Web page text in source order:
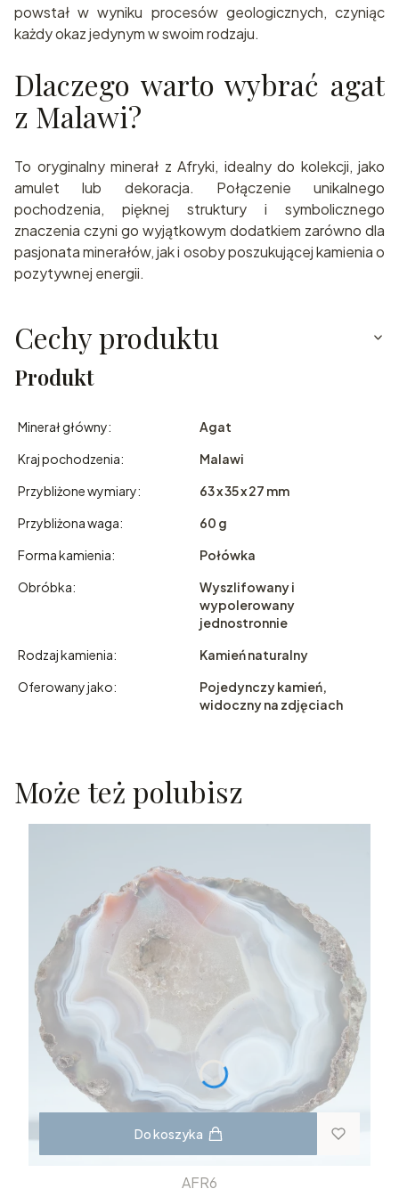
powstał w wyniku procesów geologicznych, czyniąc
każdy okaz jedynym w swoim rodzaju.
Dlaczego warto wybrać agat
z Malawi?
To oryginalny minerał z Afryki, idealny do kolekcji, jako
amulet lub dekoracja. Połączenie unikalnego
pochodzenia, pięknej struktury i symbolicznego
znaczenia czyni go wyjątkowym dodatkiem zarówno dla
pasjonata minerałów, jak i osoby poszukującej kamienia o
pozytywnej energii.
Cechy produktu
Produkt
Minerał główny:
Agat
Kraj pochodzenia:
Malawi
Przybliżone wymiary:
63 x 35 x 27 mm
Przybliżona waga:
60 g
Forma kamienia:
Połówka
Obróbka:
Wyszlifowany i
wypolerowany
jednostronnie
Rodzaj kamienia:
Kamień naturalny
Oferowany jako:
Pojedynczy kamień,
widoczny na zdjęciach
Może też polubisz
Do koszyka
AFR6